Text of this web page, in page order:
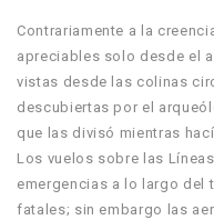
Contrariamente a la
apreciables solo desde el
vistas desde las colinas
descubiertas por el
que las divisó mientras
Los vuelos sobre las
emergencias a lo largo del
fatales;​ sin embargo las